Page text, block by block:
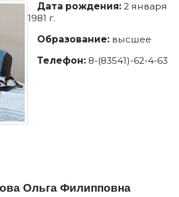
Дата рождения:2 января
1981 г.
Образование:высшее
Телефон:8-(83541)-62-4-63
Ольга Филипповна